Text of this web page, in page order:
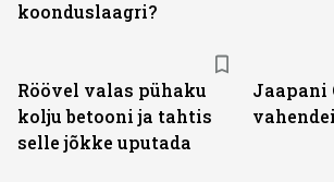
koonduslaagri?
Röövel valas pühaku
kolju betooni ja tahtis
selle jõkke uputada
Jaapani